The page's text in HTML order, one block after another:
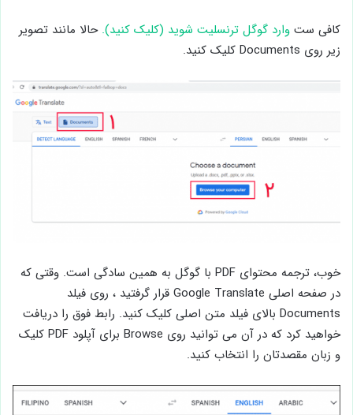
کافی ست وارد گوگل ترنسلیت شوید (کلیک کنید). حالا مانند تصویر
زیر روی Documents کلیک کنید.
خوب، ترجمه محتوای PDF با گوگل به همین سادگی است. وقتی که
در صفحه اصلی Google Translate قرار گرفتید ، روی فیلد
Documents بالای فیلد متن اصلی کلیک کنید. رابط فوق را دریافت
خواهید کرد که در آن می توانید روی Browse برای آپلود PDF کلیک
و زبان مقصدتان را انتخاب کنید.